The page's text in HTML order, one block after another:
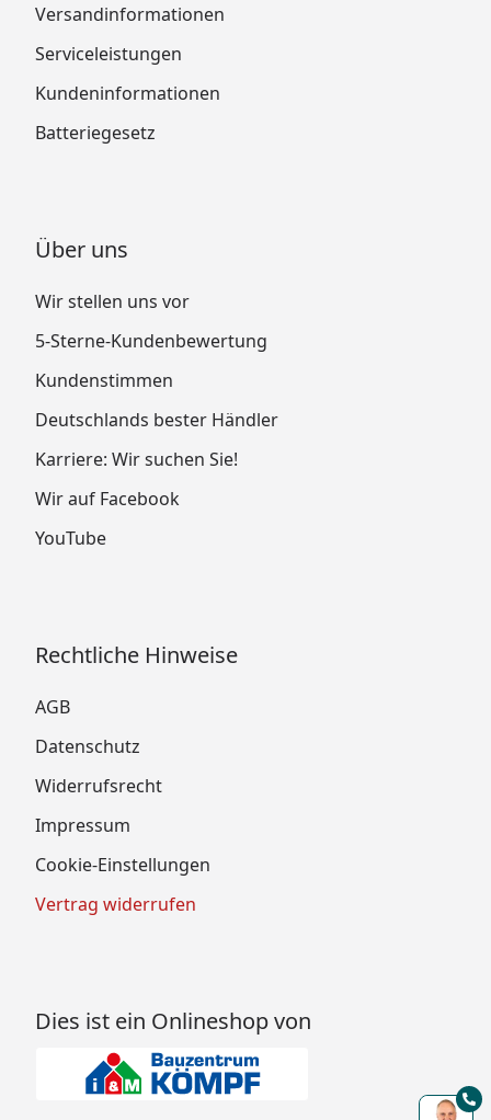
Versandinformationen
Serviceleistungen
Kundeninformationen
Batteriegesetz
Über uns
Wir stellen uns vor
5-Sterne-Kundenbewertung
Kundenstimmen
Deutschlands bester Händler
Karriere: Wir suchen Sie!
Wir auf Facebook
YouTube
Rechtliche Hinweise
AGB
Datenschutz
Widerrufsrecht
Impressum
Cookie-Einstellungen
Vertrag widerrufen
Dies ist ein Onlineshop von